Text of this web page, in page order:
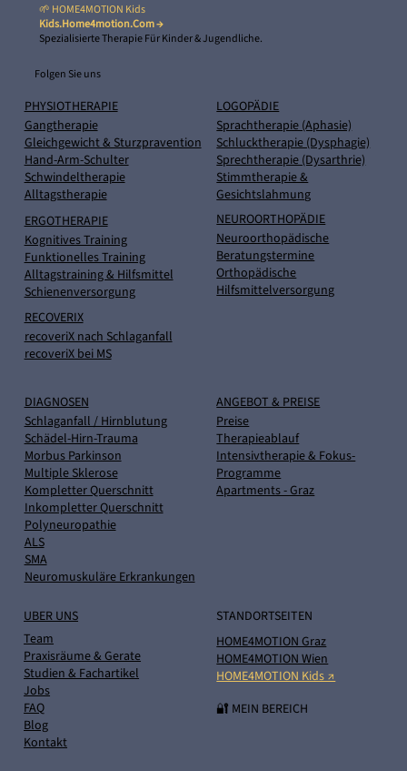
STANDORTSEITEN
HOME4MOTION Graz
HOME4MOTION Wien
HOME4MOTION Kids ↗
🔐 MEIN BEREICH
ANGEBOT & PREISE
Preise
Therapieablauf
Intensivtherapie & Fokus-
Programme
Apartments - Graz
LOGOPÄDIE
Sprachtherapie (Aphasie)
Schlucktherapie (Dysphagie)
Sprechtherapie (Dysarthrie)
Stimmtherapie &
Gesichtslahmung
NEUROORTHOPÄDIE
Neuroorthopädische
Beratungstermine
Orthopädische
Hilfsmittelversorgung
🌱 HOME4MOTION Kids
Kids.home4motion.com →
Spezialisierte Therapie Für Kinder & Jugendliche.
Folgen Sie uns
PHYSIOTHERAPIE
Gangtherapie
Gleichgewicht & Sturzpravention
Hand-Arm-Schulter
Schwindeltherapie
Alltagstherapie
ERGOTHERAPIE
Kognitives Training
Funktionelles Training
Alltagstraining & Hilfsmittel
Schienenversorgung
RECOVERIX
recoveriX nach Schlaganfall
recoveriX bei MS
DIAGNOSEN
Schlaganfall / Hirnblutung
Schädel-Hirn-Trauma
Morbus Parkinson
Multiple Sklerose
Kompletter Querschnitt
Inkompletter Querschnitt
Polyneuropathie
ALS
SMA
Neuromuskuläre Erkrankungen
UBER UNS
Team
Praxisräume & Gerate
Studien & Fachartikel
Jobs
FAQ
Blog
Kontakt